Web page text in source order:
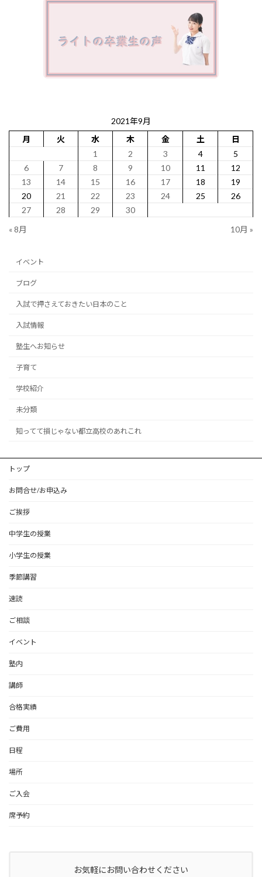
2021年9月
月
火 水 木 金 土
日
1
2 3 4
5
6
7 8 9 10 11
12
13
14 15 16 17 18
19
20
21 22 23 24 25
26
27
28 29
30
« 8月
10月 »
イベント
ブログ
入試で押さえておきたい日本のこと
入試情報
塾生へお知らせ
子育て
学校紹介
未分類
知ってて損じゃない都立高校のあれこれ
トップ
お問合せ/お申込み
ご挨拶
中学生の授業
小学生の授業
季節講習
速読
ご相談
イベント
塾内
講師
合格実績
ご費用
日程
場所
ご入会
席予約
お気軽にお問い合わせください